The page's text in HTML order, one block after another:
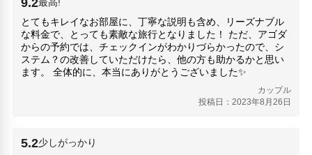
とてもキレイなお部屋に、丁寧な説明も含め、リーズナブル
な料金で、とっても素敵な旅行となりました！ ただ、アゴダ
からの予約では、チェックインがわかりづらかったので、シ
ステム？の改善していただけたら、他の方も助かるかと思い
ます。 全体的に、本当にありがとうございました✨
カップル
投稿日：2023年8月26日
5.2少しがっかり